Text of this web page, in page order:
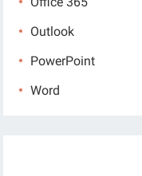
Outlook
PowerPoint
Word